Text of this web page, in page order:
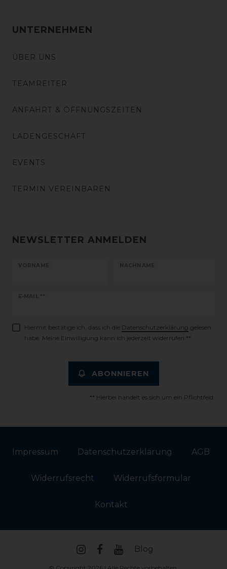
UNTERNEHMEN
ÜBER UNS
TEAMREITER
ANFAHRT & ÖFFNUNGSZEITEN
LADENGESCHÄFT
EVENTS
TERMIN VEREINBAREN
NEWSLETTER ANMELDEN
VORNAME NACHNAME
E-MAIL **
Newsletter
Hiermit bestätige ich, dass ich die Daten­schutz­erklärung gelesen
habe. Meine Einwilligung kann ich jederzeit widerrufen.**
ABONNIEREN
** Hierbei handelt es sich um ein Pflichtfeld.
Impressum Daten­schutz­erklärung AGB
Widerrufs­recht Widerrufs­formular
Kontakt
Blog